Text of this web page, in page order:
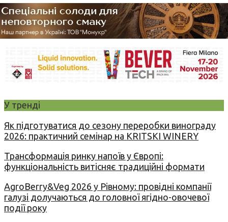
У тренді
Як підготуватися до сезону переробки винограду
2026: практичний семінар на KRITSKI WINERY
Трансформація ринку напоїв у Європі:
функціональність витісняє традиційні формати
AgroBerry&Veg 2026 у Рівному: провідні компанії
галузі долучаються до головної ягідно-овочевої
події року